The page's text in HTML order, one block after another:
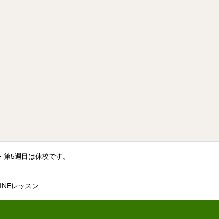
5週目は休校です。
レッスン